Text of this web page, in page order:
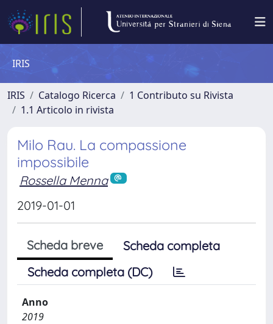
IRIS
IRIS Catalogo Ricerca
1 Contributo su Rivista
1.1 Articolo in rivista
Milo Rau. La compassione
impossibile
Rossella Menna
2019-01-01
Scheda breve
Scheda completa
Scheda completa (DC)
Anno
2019